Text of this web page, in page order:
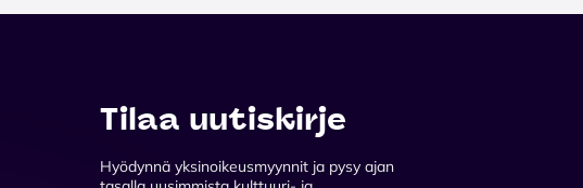
Tilaa uutiskirje
Hyödynnä yksinoikeusmyynnit ja pysy ajan